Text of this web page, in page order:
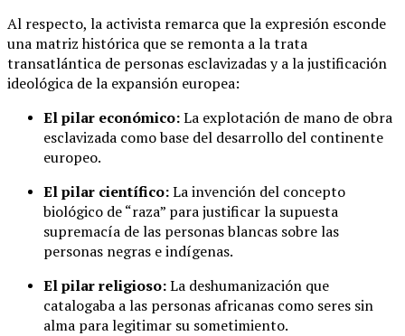
Al respecto, la activista remarca que la expresión esconde
una matriz histórica que se remonta a la trata
transatlántica de personas esclavizadas y a la justificación
ideológica de la expansión europea:
El pilar económico:La explotación de mano de obra
esclavizada como base del desarrollo del continente
europeo.
El pilar científico:La invención del concepto
biológico de “raza” para justificar la supuesta
supremacía de las personas blancas sobre las
personas negras e indígenas.
El pilar religioso:La deshumanización que
catalogaba a las personas africanas como seres sin
alma para legitimar su sometimiento.